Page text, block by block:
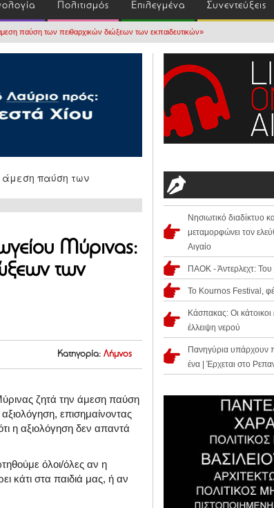
Πολιτισμός Επιλεγμένα Συνεντεύξεις
παύση των πειθαρχικών διώξεων των εκπαιδευτικών»
Μύρινας:
των
Κατηγορία: Λήμνος
ζητά την άμεση παύση
επισημαίνοντας
η αξιολόγηση δεν απαντά
όλοι/όλες αν η
κάτι στα παιδιά μας, ή αν
Νησιωτικό διαδίκτυο
μεταμορφώνει τον
Αιγαίο
ΠΑΟΚ - Άντερλεχτ:
Το Kournos Festival,
Κάσπακας: Οι
έλλειψη νερού
Πανηγύρια υπάρχουν
ένα | Έρχεται στο